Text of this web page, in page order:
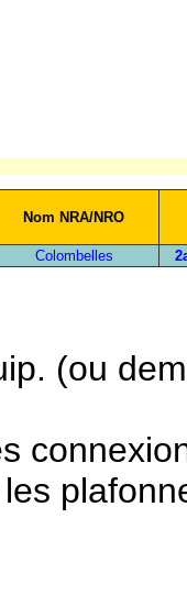
Nom NRA/NRO
Colombelles
(ou
les